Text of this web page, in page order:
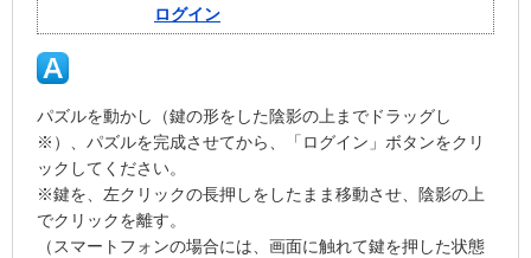
ログイン
パズルを動かし（鍵の形をした陰影の上までドラッグし
※）、パズルを完成させてから、「ログイン」ボタンをクリ
ックしてください。
※鍵を、左クリックの長押しをしたまま移動させ、陰影の上
でクリックを離す。
（スマートフォンの場合には、画面に触れて鍵を押した状態